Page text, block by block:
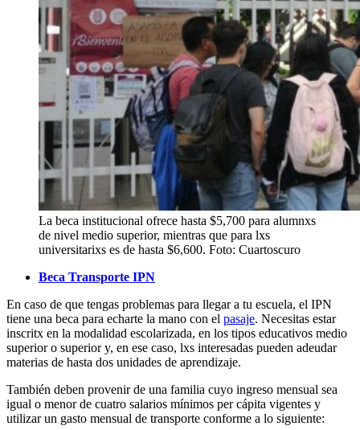
La beca institucional ofrece hasta $5,700 para alumnxs
de nivel medio superior, mientras que para lxs
universitarixs es de hasta $6,600. Foto: Cuartoscuro
Beca Transporte IPN
En caso de que tengas problemas para llegar a tu escuela, el IPN
tiene una beca para echarte la mano con el pasaje. Necesitas estar
inscritx en la modalidad escolarizada, en los tipos educativos medio
superior o superior y, en ese caso, lxs interesadas pueden adeudar
materias de hasta dos unidades de aprendizaje.
También deben provenir de una familia cuyo ingreso mensual sea
igual o menor de cuatro salarios mínimos per cápita vigentes y
utilizar un gasto mensual de transporte conforme a lo siguiente: